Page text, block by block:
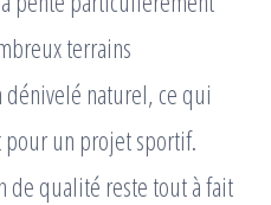
terrains
naturel, ce qui
un projet sportif.
de qualité reste tout à fait